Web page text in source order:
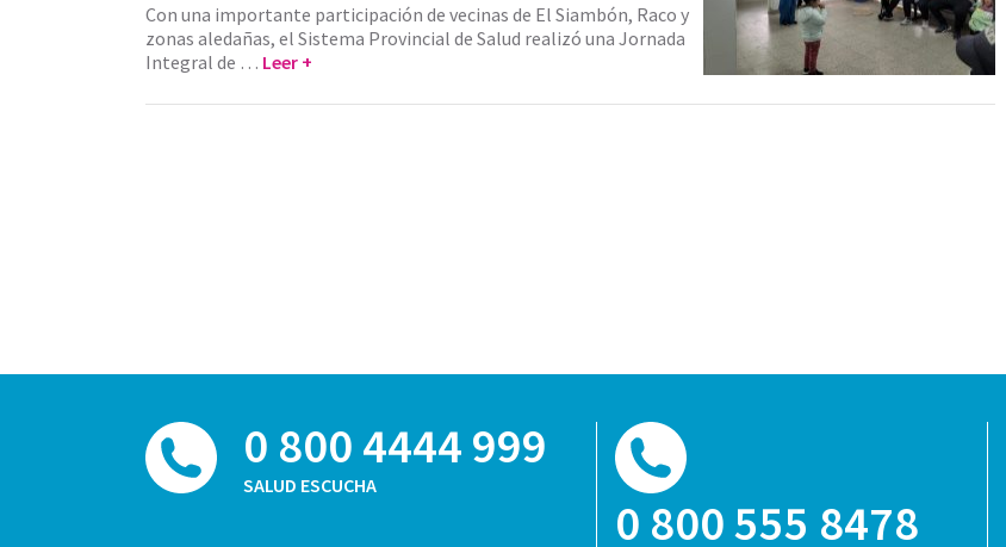
Con una importante participación de vecinas de El Siambón, Raco y
zonas aledañas, el Sistema Provincial de Salud realizó una Jornada
Integral de … Leer +
0 800 4444 999
SALUD ESCUCHA
0 800 555 8478